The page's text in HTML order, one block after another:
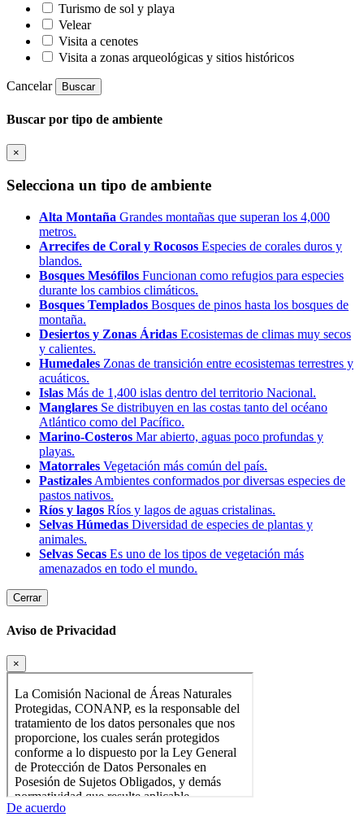
Turismo de sol y playa
Velear
Visita a cenotes
Visita a zonas arqueológicas y sitios históricos
Cancelar Buscar
Buscar por tipo de ambiente
×
Selecciona un tipo de ambiente
Alta Montaña Grandes montañas que superan los 4,000
metros.
Arrecifes de Coral y Rocosos Especies de corales duros y
blandos.
Bosques Mesófilos Funcionan como refugios para especies
durante los cambios climáticos.
Bosques Templados Bosques de pinos hasta los bosques de
montaña.
Desiertos y Zonas Áridas Ecosistemas de climas muy secos
y calientes.
Humedales Zonas de transición entre ecosistemas terrestres y
acuáticos.
Islas Más de 1,400 islas dentro del territorio Nacional.
Manglares Se distribuyen en las costas tanto del océano
Atlántico como del Pacífico.
Marino-Costeros Mar abierto, aguas poco profundas y
playas.
Matorrales Vegetación más común del país.
Pastizales Ambientes conformados por diversas especies de
pastos nativos.
Ríos y lagos Ríos y lagos de aguas cristalinas.
Selvas Húmedas Diversidad de especies de plantas y
animales.
Selvas Secas Es uno de los tipos de vegetación más
amenazados en todo el mundo.
Cerrar
Aviso de Privacidad
×
De acuerdo